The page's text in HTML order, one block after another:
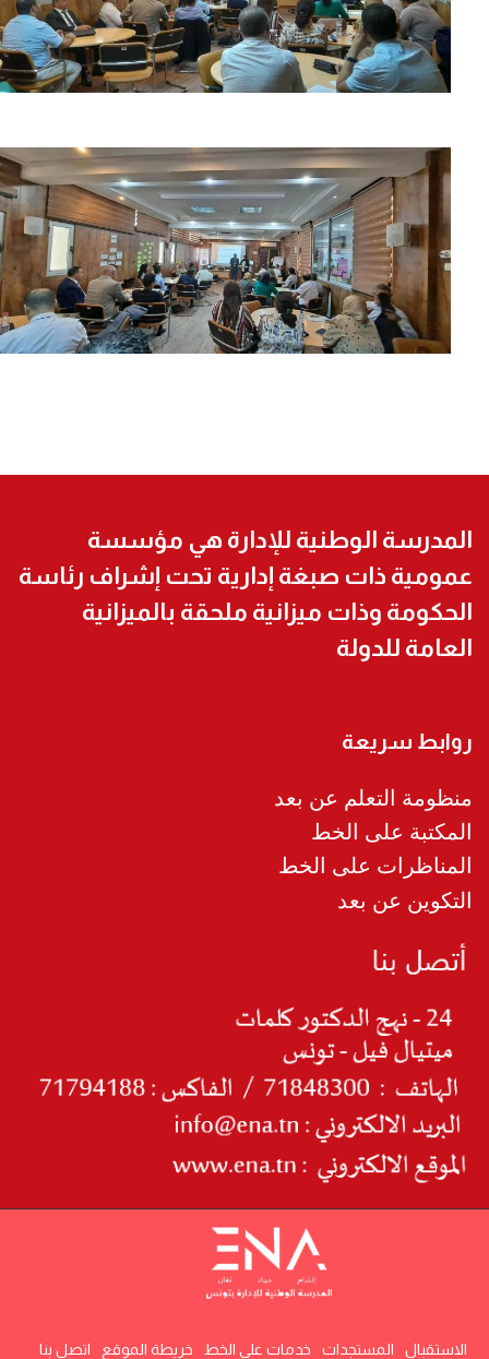
المدرسة الوطنية للإدارة هي مؤسسة
عمومية ذات صبغة إدارية تحت إشراف رئاسة
الحكومة وذات ميزانية ملحقة بالميزانية
العامة للدولة
روابط سريعة
منظومة التعلم عن بعد
المكتبة على الخط
المناظرات على الخط
التكوين عن بعد
الاستقبال المستجدات خدمات على الخط خريطة الموقع اتصل بنا